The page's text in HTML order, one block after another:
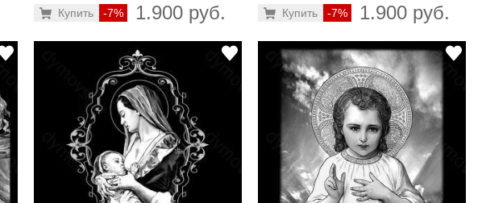
-7% 1.900 руб.
Купить -7% 1.900 руб.
Купить